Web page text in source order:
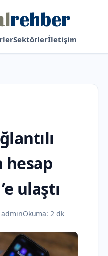
Sektörlerİletişim
hesap
ulaştı
adminOkuma: 2 dk